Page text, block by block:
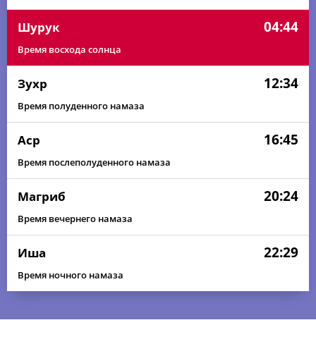
Шурук 04:44
Время восхода солнца
Зухр 12:34
Время полуденного намаза
Аср 16:45
Время послеполуденного намаза
Магриб 20:24
Время вечернего намаза
Иша 22:29
Время ночного намаза